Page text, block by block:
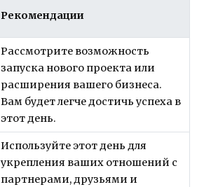
Рекомендации
Рассмотрите возможность
запуска нового проекта или
расширения вашего бизнеса.
Вам будет легче достичь успеха в
этот день.
Используйте этот день для
укрепления ваших отношений с
партнерами, друзьями и